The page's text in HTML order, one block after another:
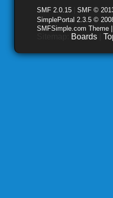
SMF 2.0.15 SMF ©
SimplePortal 2.3.5 ©
SMFSimple.com Theme
Boards